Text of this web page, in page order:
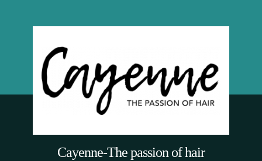
Cayenne-The passion of hair